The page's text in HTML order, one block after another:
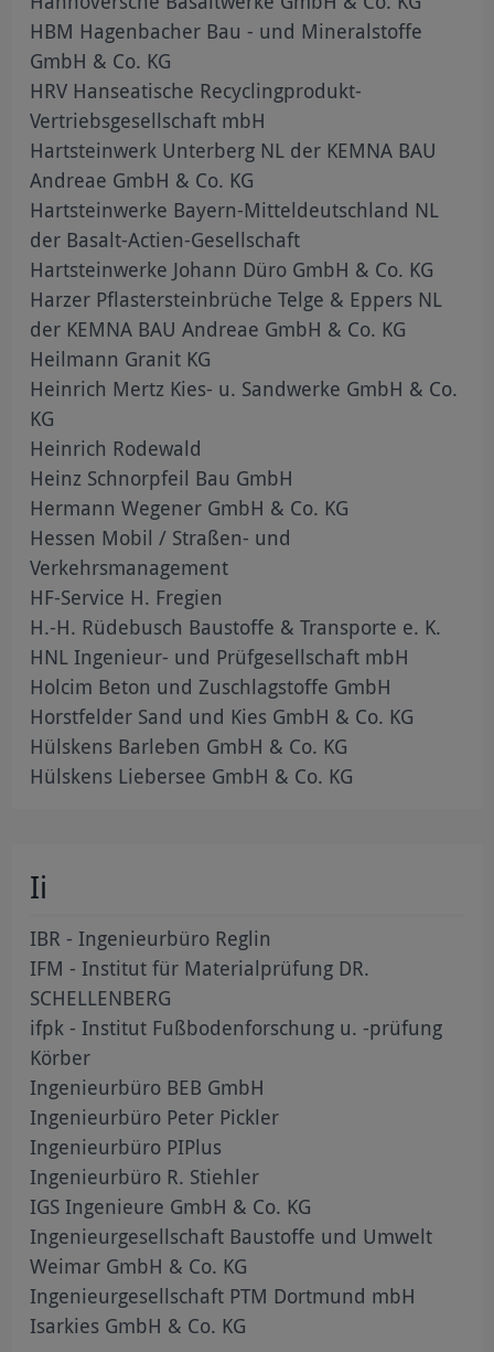
HBM Hagenbacher Bau - und Mineralstoffe
GmbH & Co. KG
HRV Hanseatische Recyclingprodukt-
Vertriebsgesellschaft mbH
Hartsteinwerk Unterberg NL der KEMNA BAU
Andreae GmbH & Co. KG
Hartsteinwerke Bayern-Mitteldeutschland NL
der Basalt-Actien-Gesellschaft
Hartsteinwerke Johann Düro GmbH & Co. KG
Harzer Pflastersteinbrüche Telge & Eppers NL
der KEMNA BAU Andreae GmbH & Co. KG
Heilmann Granit KG
Heinrich Mertz Kies- u. Sandwerke GmbH & Co.
KG
Heinrich Rodewald
Heinz Schnorpfeil Bau GmbH
Hermann Wegener GmbH & Co. KG
Hessen Mobil / Straßen- und
Verkehrsmanagement
HF-Service H. Fregien
H.-H. Rüdebusch Baustoffe & Transporte e. K.
HNL Ingenieur- und Prüfgesellschaft mbH
Holcim Beton und Zuschlagstoffe GmbH
Horstfelder Sand und Kies GmbH & Co. KG
Hülskens Barleben GmbH & Co. KG
Hülskens Liebersee GmbH & Co. KG
Ii
IBR - Ingenieurbüro Reglin
IFM - Institut für Materialprüfung DR.
SCHELLENBERG
ifpk - Institut Fußbodenforschung u. -prüfung
Körber
Ingenieurbüro BEB GmbH
Ingenieurbüro Peter Pickler
Ingenieurbüro PIPlus
Ingenieurbüro R. Stiehler
IGS Ingenieure GmbH & Co. KG
Ingenieurgesellschaft Baustoffe und Umwelt
Weimar GmbH & Co. KG
Ingenieurgesellschaft PTM Dortmund mbH
Isarkies GmbH & Co. KG